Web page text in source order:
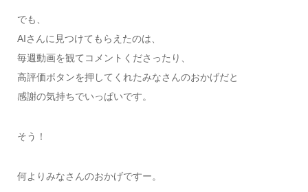
でも、
AIさんに見つけてもらえたのは、
毎週動画を観てコメントくださったり、
高評価ボタンを押してくれたみなさんのおかげだと
感謝の気持ちでいっぱいです。
そう！
何よりみなさんのおかげですー。